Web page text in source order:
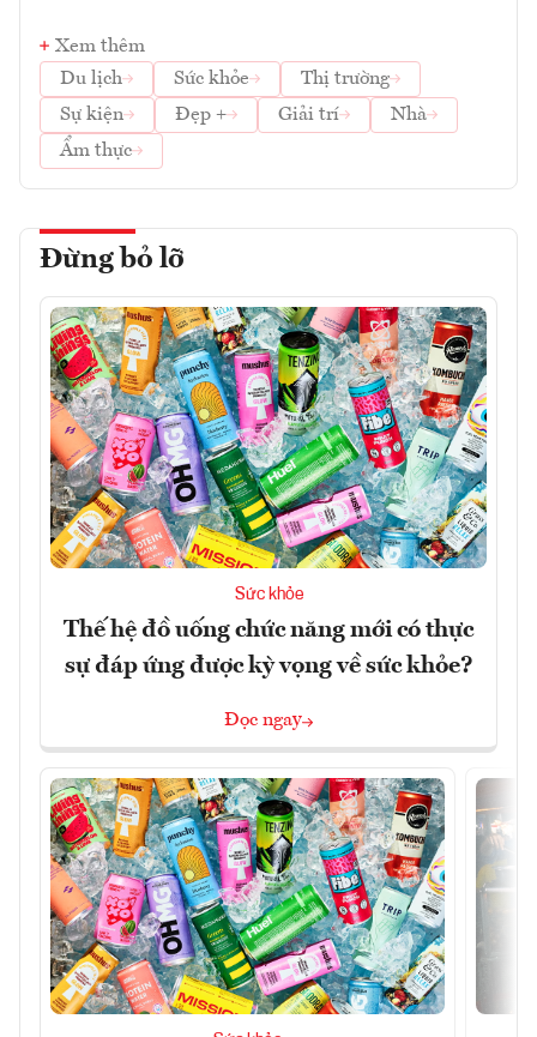
Xem thêm
Du lịch
Sức khỏe
Thị trường
Sự kiện
Đẹp + Giải trí
Nhà
Ẩm thực
Đừng bỏ lỡ
Sức khỏe
Thế hệ đồ uống chức năng mới có thực
sự đáp ứng được kỳ vọng về sức khỏe?
Đọc ngay